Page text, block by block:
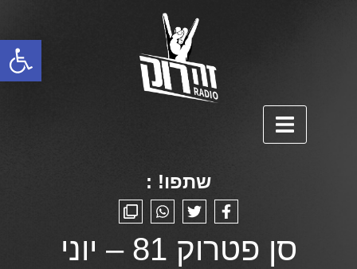
פתח סרגל נגישות
שתפו! :
סן פטרוק 81 – יוני